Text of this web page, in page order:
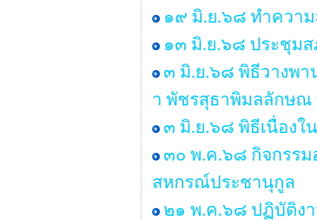
๑๙ มิ.ย.๖๘ ทำควา
๑๓ มิ.ย.๖๘ ประชุมส
๓ มิ.ย.๖๘ พิธีวางพา
า พัชรสุธาพิมลลักษณ
๓ มิ.ย.๖๘ พิธีเนื่องใ
๓๐ พ.ค.๖๘ กิจกรรม
สหกรณ์ประชานุกูล
๒๑ พ.ค.๖๘ ปฏิบัติง